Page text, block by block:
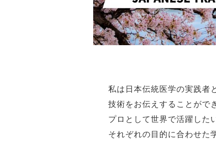
私は日本伝統医学の実践者
技術をお伝えすることがで
プロとして世界で活躍した
それぞれの目的に合わせた